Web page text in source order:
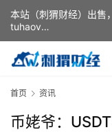
首页 资讯
币姥爷：
本站（刺猬财经）出售
tuhaov
This website
website. If you need